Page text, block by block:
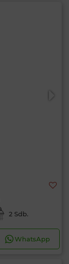
2 Sdb.
WhatsApp